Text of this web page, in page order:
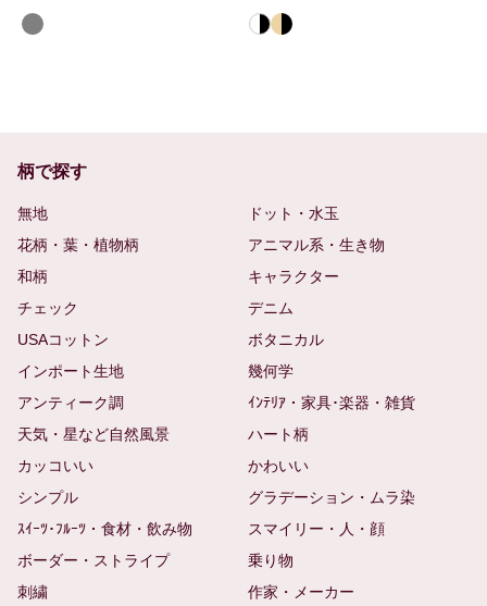
柄で探す
無地
ドット・水玉
花柄・葉・植物柄
アニマル系・生き物
和柄
キャラクター
チェック
デニム
USAコットン
ボタニカル
インポート生地
幾何学
アンティーク調
ｲﾝﾃﾘｱ・家具･楽器・雑貨
天気・星など自然風景
ハート柄
カッコいい
かわいい
シンプル
グラデーション・ムラ染
ｽｲｰﾂ･ﾌﾙｰﾂ・食材・飲み物
スマイリー・人・顔
ボーダー・ストライプ
乗り物
刺繍
作家・メーカー